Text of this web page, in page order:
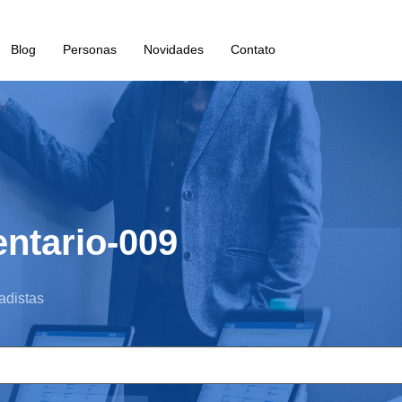
Blog Personas Novidades Contato
009